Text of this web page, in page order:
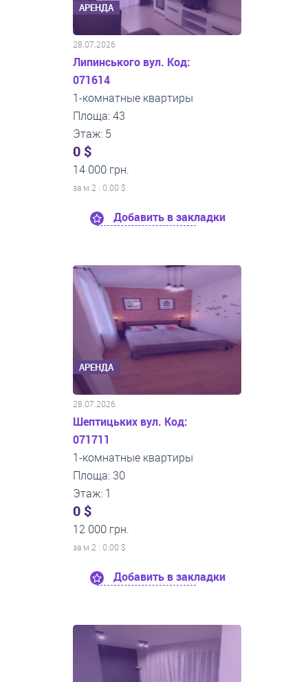
АРЕНДА
28.07.2026
Липинського вул. Код:
071614
1-комнатные квартиры
Площа: 43
Этаж: 5
0 $
14 000 грн.
за м 2 : 0.00 $
Добавить в закладки
АРЕНДА
28.07.2026
Шептицьких вул. Код:
071711
1-комнатные квартиры
Площа: 30
Этаж: 1
0 $
12 000 грн.
за м 2 : 0.00 $
Добавить в закладки